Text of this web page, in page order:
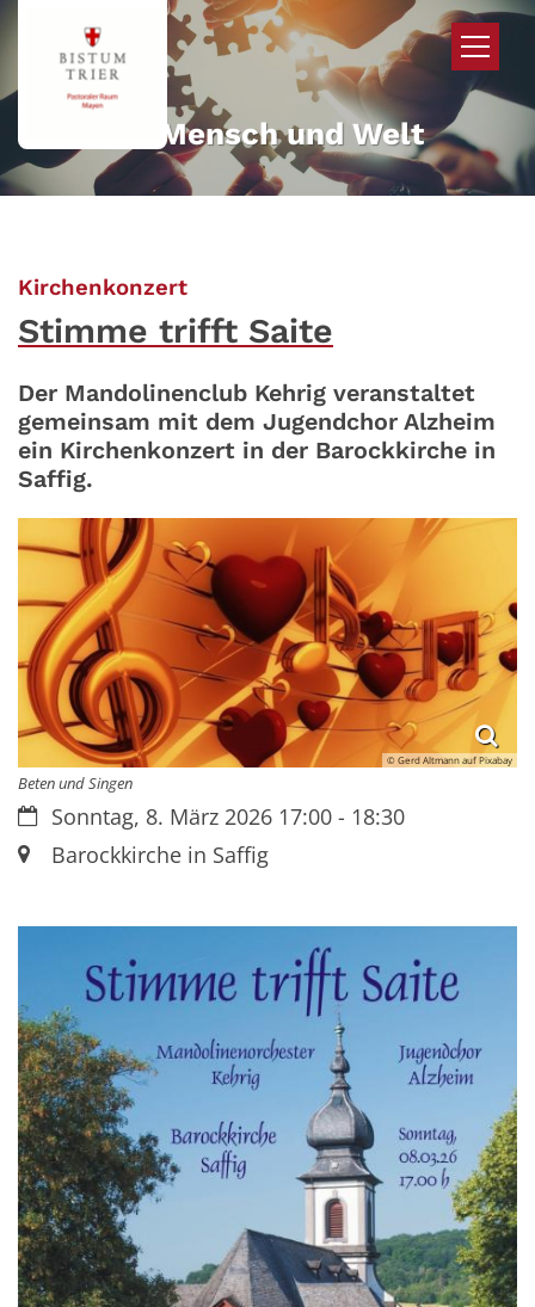
Zum Inhalt springen
Mehr für Mensch und Welt
Kirchenkonzert:
Stimme trifft Saite
Der Mandolinenclub Kehrig veranstaltet
gemeinsam mit dem Jugendchor Alzheim
ein Kirchenkonzert in der Barockkirche in
Saffig.
© Gerd Altmann auf Pixabay
Beten und Singen
Datum:Sonntag, 8. März 2026 17:00 - 18:30
Ort:Barockkirche in Saffig